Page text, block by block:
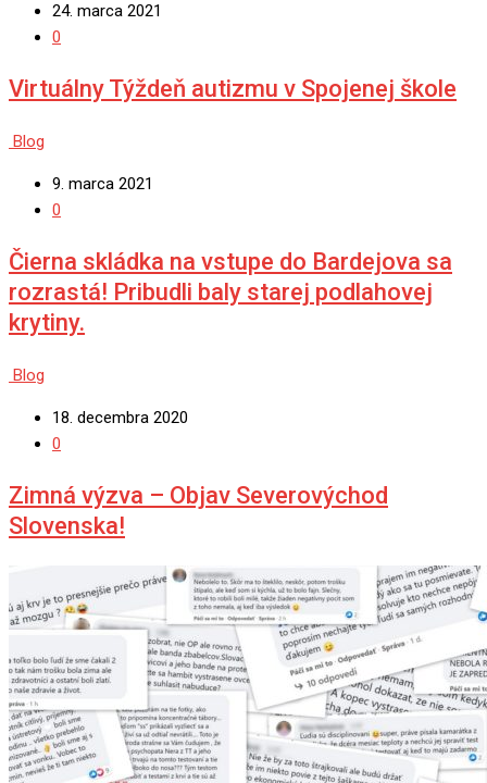
24. marca 2021
0
Virtuálny Týždeň autizmu v Spojenej škole
Blog
9. marca 2021
0
Čierna skládka na vstupe do Bardejova sa
rozrastá! Pribudli baly starej podlahovej
krytiny.
Blog
18. decembra 2020
0
Zimná výzva – Objav Severovýchod
Slovenska!